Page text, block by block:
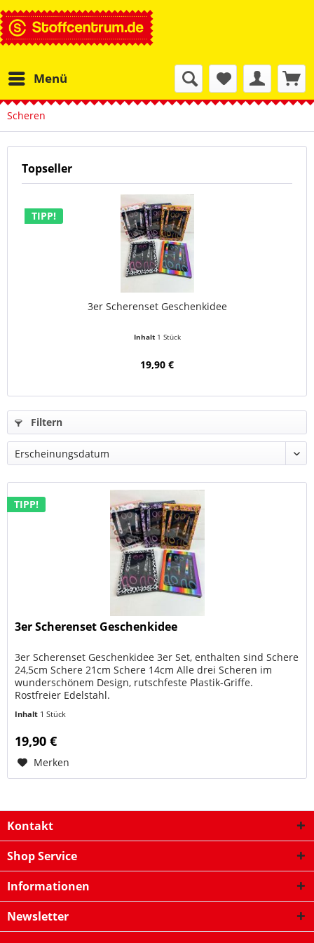
Menü
Scheren
Topseller
TIPP!
3er Scherenset Geschenkidee
Inhalt 1 Stück
19,90 €
Filtern
TIPP!
3er Scherenset Geschenkidee
3er Scherenset Geschenkidee 3er Set, enthalten sind Schere
24,5cm Schere 21cm Schere 14cm Alle drei Scheren im
wunderschönem Design, rutschfeste Plastik-Griffe.
Rostfreier Edelstahl.
Inhalt 1 Stück
19,90 €
Merken
Kontakt
Shop Service
Informationen
Newsletter